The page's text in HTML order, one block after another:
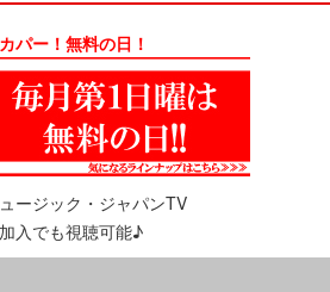
パー！無料の日！
ージック・ジャパンTV
入でも視聴可能♪